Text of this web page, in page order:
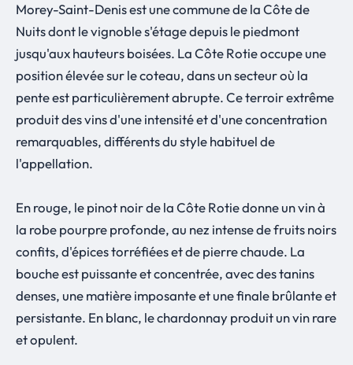
Morey-Saint-Denis est une commune de la Côte de
Nuits dont le vignoble s'étage depuis le piedmont
jusqu'aux hauteurs boisées. La Côte Rotie occupe une
position élevée sur le coteau, dans un secteur où la
pente est particulièrement abrupte. Ce terroir extrême
produit des vins d'une intensité et d'une concentration
remarquables, différents du style habituel de
l'appellation.
En rouge, le pinot noir de la Côte Rotie donne un vin à
la robe pourpre profonde, au nez intense de fruits noirs
confits, d'épices torréfiées et de pierre chaude. La
bouche est puissante et concentrée, avec des tanins
denses, une matière imposante et une finale brûlante et
persistante. En blanc, le chardonnay produit un vin rare
et opulent.